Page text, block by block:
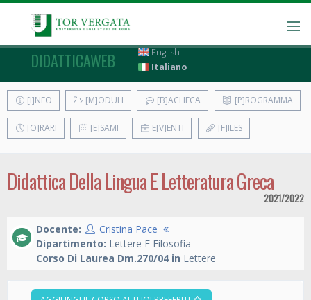
DIDATTICAWEB
English
Italiano
[I]NFO [M]ODULI [B]ACHECA [P]ROGRAMMA
[O]RARI [E]SAMI E[V]ENTI [F]ILES
Didattica Della Lingua E Letteratura Greca
2021/2022
Docente:
Cristina Pace
Dipartimento: Lettere E Filosofia
Corso Di Laurea Dm.270/04 in Lettere